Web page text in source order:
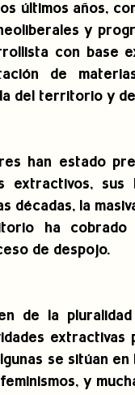
últimos años,
y
con base
de
del territorio y
han estado
extractivos, sus
décadas, la
ha
de despojo.
de la
se sitúan
y